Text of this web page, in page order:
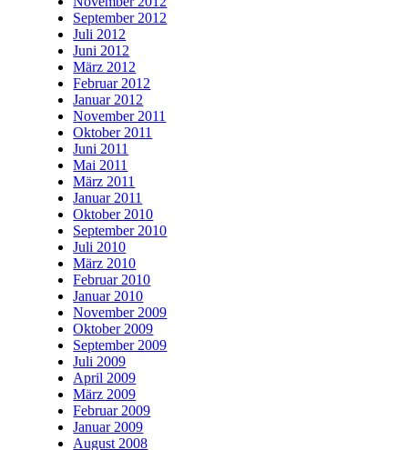
September 2012
Juli 2012
Juni 2012
März 2012
Februar 2012
Januar 2012
November 2011
Oktober 2011
Juni 2011
Mai 2011
März 2011
Januar 2011
Oktober 2010
September 2010
Juli 2010
März 2010
Februar 2010
Januar 2010
November 2009
Oktober 2009
September 2009
Juli 2009
April 2009
März 2009
Februar 2009
Januar 2009
August 2008